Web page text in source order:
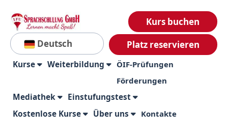
Deutsch
Kurs buchen
Platz reservieren
Kurse Weiterbildung
ÖIF-Prüfungen
Förderungen
Mediathek
Einstufungstest
Kostenlose Kurse
Über uns Kontakte